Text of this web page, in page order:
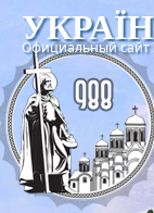
Официальный сайт